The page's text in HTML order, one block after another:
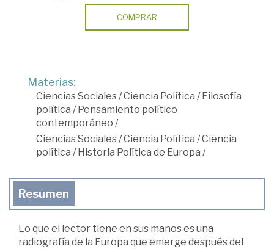
COMPRAR
Materias:
Ciencias Sociales/Ciencia Política / Filosofía
política / Pensamiento político
contemporáneo /
Ciencias Sociales/Ciencia Política /Ciencia
política / Historia Política de Europa /
Resumen
Lo que el lector tiene en sus manos es una
radiografía de la Europa que emerge después del